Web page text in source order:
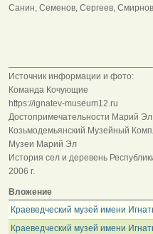
Санин, Семенов, Сергеев,
Источник информации и фото:
Команда Кочующие
https://ignatev-museum12.ru
Достопримечательности Марий Эл
Козьмодемьянский Музейный
Музеи Марий Эл
История сел и деревень
2006 г.
Вложение
Краеведческий музей имени
Краеведческий музей имени